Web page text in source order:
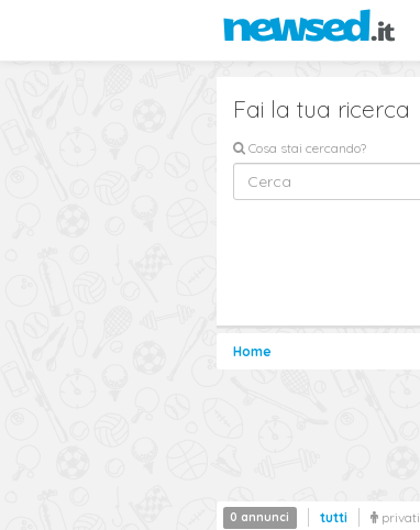
Fai la tua ricerca
Cosa stai cercando?
Home
tutti privati
0 annunci